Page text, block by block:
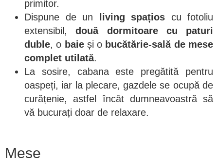
primitor.
Dispune de un
living spațios cu fotoliu
extensibil,două dormitoare cu paturi
duble, o baieși o bucătărie-sală de mese
complet utilată.
La sosire, cabana este pregătită pentru
oaspeți, iar la plecare, gazdele se ocupă de
curățenie, astfel încât dumneavoastră să
vă bucurați doar de relaxare.
Mese